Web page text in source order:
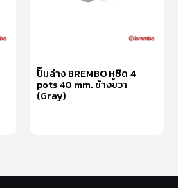
ปั๊มล่าง BREMBO หูชิด 4
pots 40 mm. ข้างขวา
(Gray)